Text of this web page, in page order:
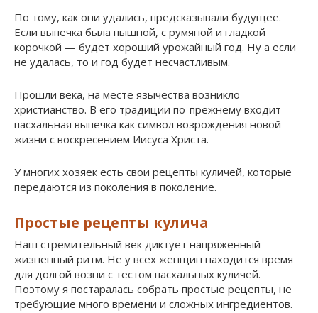
По тому, как они удались, предсказывали будущее.
Если выпечка была пышной, с румяной и гладкой
корочкой — будет хороший урожайный год. Ну а если
не удалась, то и год будет несчастливым.
Прошли века, на месте язычества возникло
христианство. В его традиции по-прежнему входит
пасхальная выпечка как символ возрождения новой
жизни с воскресением Иисуса Христа.
У многих хозяек есть свои рецепты куличей, которые
передаются из поколения в поколение.
Простые рецепты кулича
Наш стремительный век диктует напряженный
жизненный ритм. Не у всех женщин находится время
для долгой возни с тестом пасхальных куличей.
Поэтому я постаралась собрать простые рецепты, не
требующие много времени и сложных ингредиентов.